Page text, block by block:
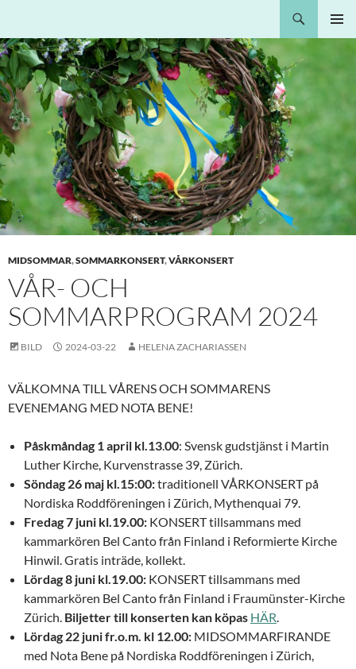
innehåll
PRIMÄR
MIDSOMMAR,SOMMARKONSERT,VÅRKONSERT
VÅR- OCH
SOMMARPROGRAM 2024
BILD 2024-03-22 HELENA ZACHARIASSEN
VÄLKOMNA TILL VÅRENS OCH SOMMARENS
EVENEMANG MED NOTA BENE!
Påskmåndag 1 april kl.13.00: Svensk gudstjänst i Martin
Luther Kirche, Kurvenstrasse 39, Zürich.
Söndag 26 maj kl.15:00:traditionell VÅRKONSERT på
Nordiska Roddföreningen i Zürich, Mythenquai 79.
Fredag 7 juni kl.19.00: KONSERT tillsammans med
kammarkören Bel Canto från Finland i Reformierte Kirche
Hinwil. Gratis inträde, kollekt.
Lördag 8 juni kl.19.00: KONSERT tillsammans med
kammarkören Bel Canto från Finland i Fraumünster-Kirche
Zürich. Biljetter till konserten kan köpas HÄR.
Lördag 22 juni fr.o.m. kl 12.00: MIDSOMMARFIRANDE
med Nota Bene på Nordiska Roddföreningen i Zürich,